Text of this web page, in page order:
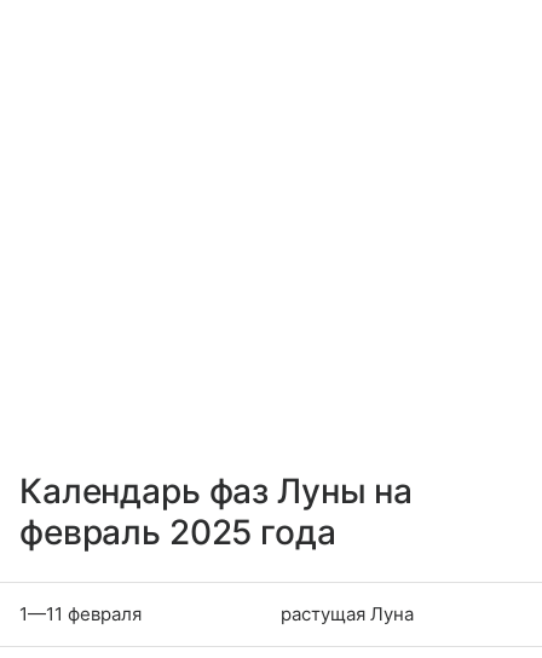
Календарь фаз Луны на
февраль 2025 года
1—11 февраля растущая Луна